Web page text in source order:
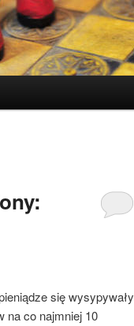
się wysypywały
na co najmniej 10